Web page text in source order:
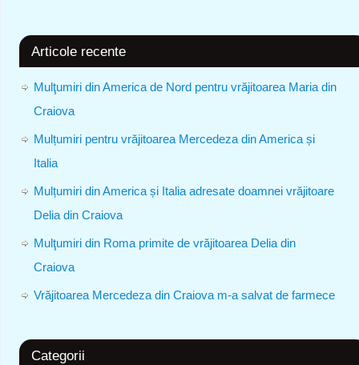
Articole recente
Mulţumiri din America de Nord pentru vrăjitoarea Maria din
Craiova
Mulțumiri pentru vrăjitoarea Mercedeza din America și
Italia
Mulțumiri din America și Italia adresate doamnei vrăjitoare
Delia din Craiova
Mulţumiri din Roma primite de vrăjitoarea Delia din
Craiova
Vrăjitoarea Mercedeza din Craiova m-a salvat de farmece
Categorii